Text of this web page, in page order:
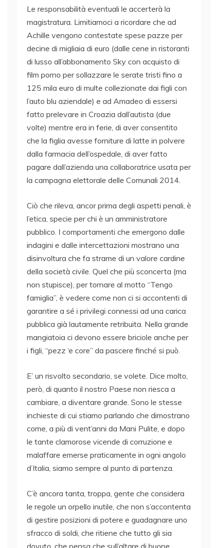
Le responsabilità eventuali le accerterà la
magistratura. Limitiamoci a ricordare che ad
Achille vengono contestate spese pazze per
decine di migliaia di euro (dalle cene in ristoranti
di lusso all’abbonamento Sky con acquisto di
film porno per sollazzare le serate tristi fino a
125 mila euro di multe collezionate dai figli con
l’auto blu aziendale) e ad Amadeo di essersi
fatto prelevare in Croazia dall’autista (due
volte) mentre era in ferie, di aver consentito
che la figlia avesse forniture di latte in polvere
dalla farmacia dell’ospedale, di aver fatto
pagare dall’azienda una collaboratrice usata per
la campagna elettorale delle Comunali 2014.
Ciò che rileva, ancor prima degli aspetti penali, è
l’etica, specie per chi è un amministratore
pubblico. I comportamenti che emergono dalle
indagini e dalle intercettazioni mostrano una
disinvoltura che fa strame di un valore cardine
della società civile. Quel che più sconcerta (ma
non stupisce), per tornare al motto “Tengo
famiglia”, è vedere come non ci si accontenti di
garantire a sé i privilegi connessi ad una carica
pubblica già lautamente retribuita. Nella grande
mangiatoia ci devono essere briciole anche per
i figli, “pezz ‘e core” da pascere finché si può.
E’ un risvolto secondario, se volete. Dice molto,
però, di quanto il nostro Paese non riesca a
cambiare, a diventare grande. Sono le stesse
inchieste di cui stiamo parlando che dimostrano
come, a più di vent’anni da Mani Pulite, e dopo
le tante clamorose vicende di corruzione e
malaffare emerse praticamente in ogni angolo
d’Italia, siamo sempre al punto di partenza.
C’è ancora tanta, troppa, gente che considera
le regole un orpello inutile, che non s’accontenta
di gestire posizioni di potere e guadagnare uno
sfracco di soldi, che ritiene che tutto gli sia
dovuto, che pensa che sull’altare di buone